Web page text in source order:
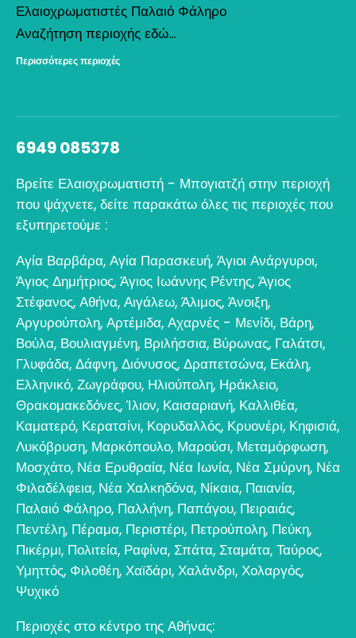
Ελαιοχρωματιστές Παλαιό Φάληρο
Αναζήτηση περιοχής εδώ...
Περισσότερες περιοχές
6949 085378
Βρείτε Ελαιοχρωματιστή - Μπογιατζή στην περιοχή
που ψάχνετε, δείτε παρακάτω όλες τις περιοχές που
εξυπηρετούμε :
Αγία Βαρβάρα, Αγία Παρασκευή, Άγιοι Ανάργυροι,
Άγιος Δημήτριος, Άγιος Ιωάννης Ρέντης, Άγιος
Στέφανος, Αθήνα, Αιγάλεω, Άλιμος, Άνοιξη,
Αργυρούπολη, Αρτέμιδα, Αχαρνές - Μενίδι, Βάρη,
Βούλα, Βουλιαγμένη, Βριλήσσια, Βύρωνας, Γαλάτσι,
Γλυφάδα, Δάφνη, Διόνυσος, Δραπετσώνα, Εκάλη,
Ελληνικό, Ζωγράφου, Ηλιούπολη, Ηράκλειο,
Θρακομακεδόνες,Ίλιον, Καισαριανή, Καλλιθέα,
Καματερό, Κερατσίνι, Κορυδαλλός, Κρυονέρι, Κηφισιά,
Λυκόβρυση, Μαρκόπουλο, Μαρούσι, Μεταμόρφωση,
Μοσχάτο, Νέα Ερυθραία, Νέα Ιωνία, Νέα Σμύρνη, Νέα
Φιλαδέλφεια, Νέα Χαλκηδόνα, Νίκαια, Παιανία,
Παλαιό Φάληρο, Παλλήνη, Παπάγου, Πειραιάς,
Πεντέλη, Πέραμα, Περιστέρι, Πετρούπολη, Πεύκη,
Πικέρμι, Πολιτεία, Ραφίνα, Σπάτα, Σταμάτα, Ταύρος,
Υμηττός, Φιλοθέη, Χαϊδάρι, Χαλάνδρι, Χολαργός,
Ψυχικό
Περιοχές στο κέντρο της Αθήνας: